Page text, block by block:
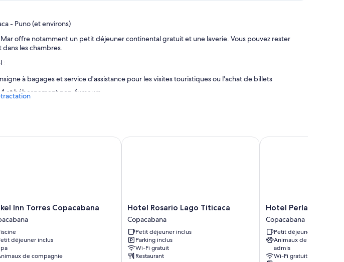
- Puno (et environs)
offre notamment un petit déjeuner continental gratuit et une laverie. Vous pouvez rester
les chambres.
:
à bagages et service d'assistance pour les visites touristiques ou l'achat de billets
et hébergement non-fumeurs
services et équipements, au nombre desquels l'accès Wi-Fi à Internet gratuit et de l'eau
Inn Torres Copacabana
déjeuner inclus
de compagnie
Inn Torres Copacabana
Hotel
Rosario
Lago
Titicaca
Copacabana
Hotel Rosario Lago Titicaca
Copacabana
Petit déjeuner inclus
Parking inclus
Wi-Fi gratuit
Restaurant
Hotel Rosario Lago Titicaca
Hotel
Perla
del
Lago
Copacabana
Hotel Perla del Lago
Copacabana
Petit déjeuner inclus
Animaux de compagnie
admis
Wi-Fi gratuit
Hotel Perla del Lago